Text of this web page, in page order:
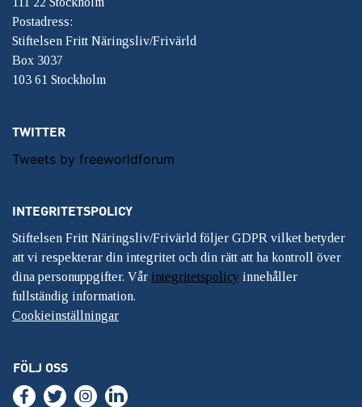
Postadress:
Stiftelsen Fritt Näringsliv/Frivärld
Box 3037
103 61 Stockholm
TWITTER
Tweets by freeworldforum
INTEGRITETSPOLICY
Stiftelsen Fritt Näringsliv/Frivärld följer GDPR vilket betyder
att vi respekterar din integritet och din rätt att ha kontroll över
dina personuppgifter. Vår integritetspolicy innehåller
fullständig information.
Cookieinställningar
FÖLJ OSS